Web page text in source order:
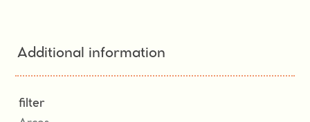
Additional information
filter